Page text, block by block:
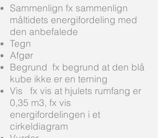
Sammenlign fx sammenlign
måltidets energifordeling med
den anbefalede
Tegn
Afgør
Begrund fx begrund at den blå
kube ikke er en terning
Vis fx vis at hjulets rumfang er
0,35 m3, fx vis
energifordelingen i et
cirkeldiagram